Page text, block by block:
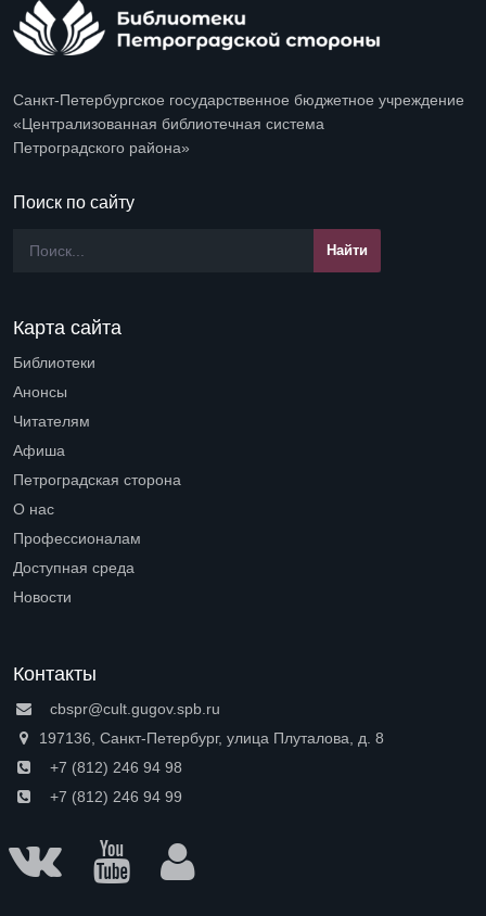
Санкт-Петербургское государственное бюджетное учреждение
«Централизованная библиотечная система
Петроградского района»
Поиск по сайту
Карта сайта
Библиотеки
Анонсы
Читателям
Афиша
Петроградская сторона
О нас
Профессионалам
Доступная среда
Новости
Контакты
cbspr@cult.gugov.spb.ru
197136, Санкт-Петербург, улица Плуталова, д. 8
+7 (812) 246 94 98
+7 (812) 246 94 99